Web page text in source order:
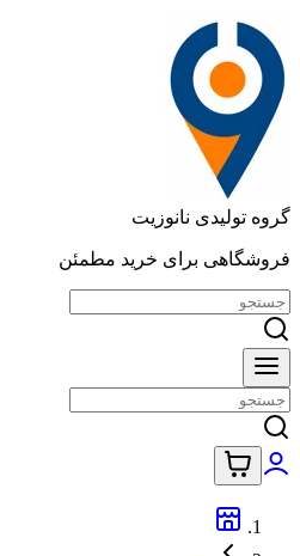
گروه تولیدی نانوزیت
فروشگاهی برای خرید مطمئن